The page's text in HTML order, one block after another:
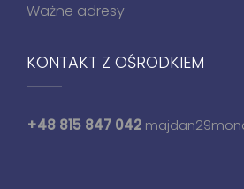
Ważne adresy
KONTAKT Z OŚRODKIEM
+48 815 847 042